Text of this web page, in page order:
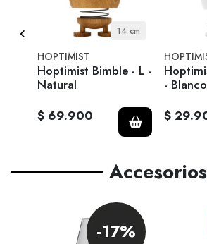
14 cm
HOPTIMIST
Hoptimist Bimble - L -
Natural
$ 69.900
- Blanco
$
Accesorios
-17%